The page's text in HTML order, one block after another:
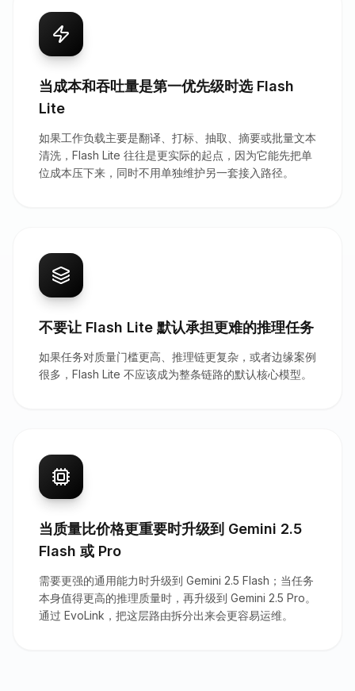
当成本和吞吐量是第一优先级时选 Flash
Lite
如果工作负载主要是翻译、打标、抽取、摘要或批量文本
清洗，Flash Lite 往往是更实际的起点，因为它能先把单
位成本压下来，同时不用单独维护另一套接入路径。
不要让 Flash Lite 默认承担更难的推理任务
如果任务对质量门槛更高、推理链更复杂，或者边缘案例
很多，Flash Lite 不应该成为整条链路的默认核心模型。
当质量比价格更重要时升级到 Gemini 2.5
Flash 或 Pro
需要更强的通用能力时升级到 Gemini 2.5 Flash；当任务
本身值得更高的推理质量时，再升级到 Gemini 2.5 Pro。
通过 EvoLink，把这层路由拆分出来会更容易运维。